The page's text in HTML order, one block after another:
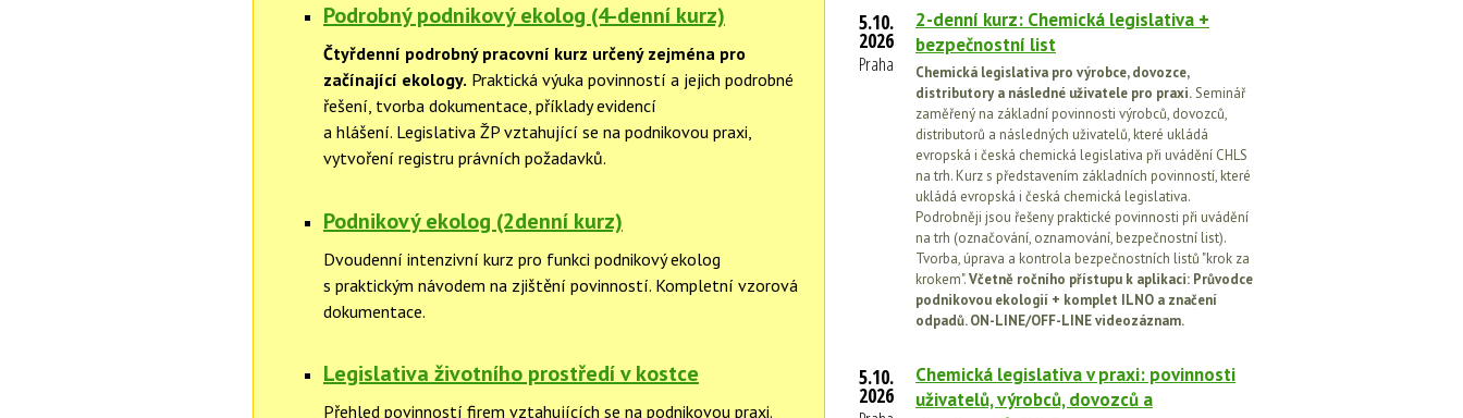
Podrobný podnikový ekolog (4-denní kurz)
Čtyřdenní podrobný pracovní kurz určený zejména pro
začínající ekology. Praktická výuka povinností a jejich podrobné
řešení, tvorba dokumentace, příklady evidencí
a hlášení. Legislativa ŽP vztahující se na podnikovou praxi,
vytvoření registru právních požadavků.
Podnikový ekolog (2denní kurz)
Dvoudenní intenzivní kurz pro funkci podnikový ekolog
s praktickým návodem na zjištění povinností. Kompletní vzorová
dokumentace.
Legislativa životního prostředí v kostce
Přehled povinností firem vztahujících se na podnikovou praxi.
5.10.
2026
Praha
2-denní kurz: Chemická legislativa +
bezpečnostní list
Chemická legislativa pro výrobce, dovozce,
distributory a následné uživatele pro praxi.Seminář
zaměřený na základní povinnosti výrobců, dovozců,
distributorů a následných uživatelů, které ukládá
evropská i česká chemická legislativa při uvádění CHLS
na trh. Kurz s představením základních povinností, které
ukládá evropská i česká chemická legislativa.
Podrobněji jsou řešeny praktické povinnosti při uvádění
na trh (označování, oznamování, bezpečnostní list).
Tvorba, úprava a kontrola bezpečnostních listů "krok za
krokem".Včetně ročního přístupu k aplikaci: Průvodce
podnikovou ekologií + komplet ILNO a značení
odpadů. ON-LINE/OFF-LINE videozáznam.
5.10.
2026
Chemická legislativa v praxi: povinnosti
uživatelů, výrobců, dovozců a